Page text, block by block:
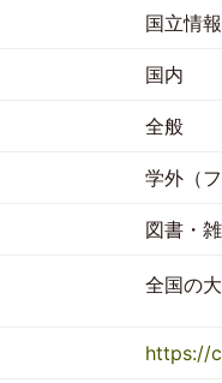
国立情
国内
全般
学外（フ
図書・
全国の
https://